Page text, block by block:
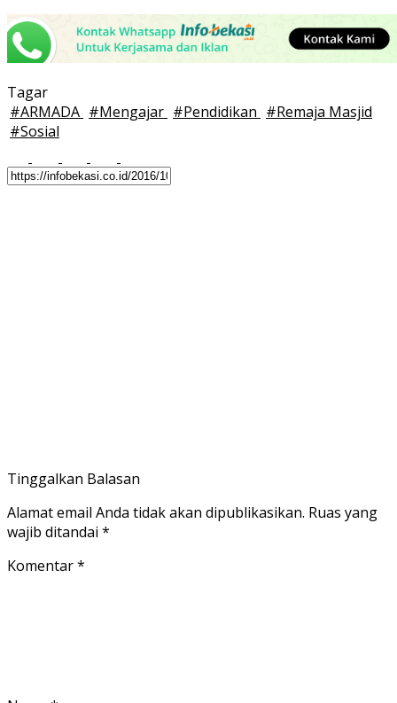
Tagar
#ARMADA #Mengajar #Pendidikan #Remaja Masjid
#Sosial
Tinggalkan Balasan
Alamat email Anda tidak akan dipublikasikan. Ruas yang
wajib ditandai *
Komentar*